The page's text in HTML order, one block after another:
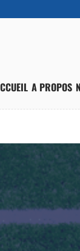
A PROPOS